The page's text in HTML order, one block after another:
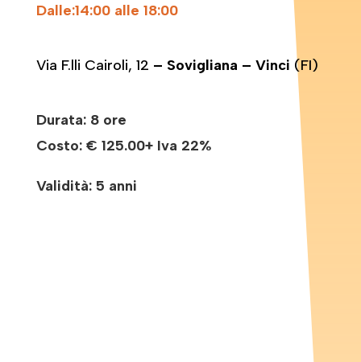
Dalle:14:00 alle 18:00
Via F.lli Cairoli, 12 – Sovigliana – Vinci (FI)
Durata: 8 ore
Costo: € 125.00+ Iva 22%
Validità: 5 anni